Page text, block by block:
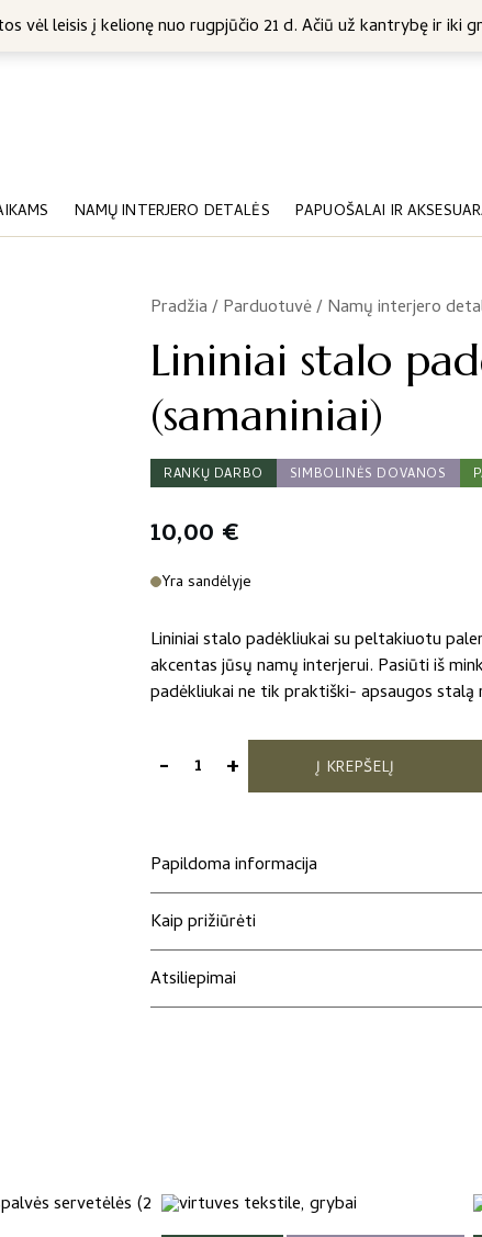
vėl leisis į kelionę nuo rugpjūčio 21 d. Ačiū už kantrybę ir iki
NAMŲ INTERJERO DETALĖS PAPUOŠALAI IR
Pradžia/Parduotuvė/Namų interjero
/
Lininiai stalo
(samaniniai)
RANKŲ DARBO SIMBOLINĖS DOVANOS
10,00 €
Yra sandėlyje
Lininiai stalo padėkliukai su peltakiuotu
akcentas jūsų namų interjerui. Pasiūti iš
padėkliukai ne tik praktiški- apsaugos stalą
-produkto
stalo
padėkliukai
(samaniniai)
+ Į KREPŠELĮ
Papildoma informacija
Kaip prižiūrėti
Atsiliepimai